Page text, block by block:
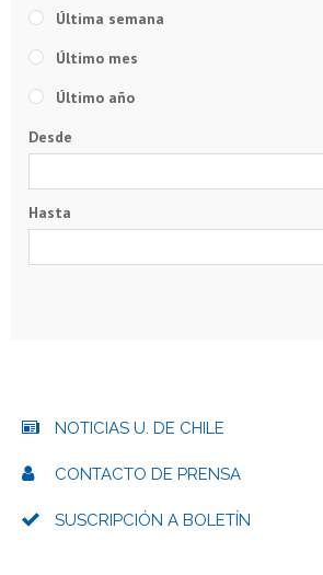
Última semana
Último mes
Último año
Desde
Hasta
NOTICIAS U. DE CHILE
CONTACTO DE PRENSA
SUSCRIPCIÓN A BOLETÍN